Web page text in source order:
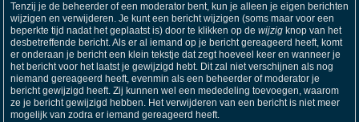
Tenzij je de beheerder of een moderator bent, kun je alleen je eigen berichten
wijzigen en verwijderen. Je kunt een bericht wijzigen (soms maar voor een
beperkte tijd nadat het geplaatst is) door te klikken op de wijzig knop van het
desbetreffende bericht. Als er al iemand op je bericht gereageerd heeft, komt
er onderaan je bericht een klein tekstje dat zegt hoeveel keer en wanneer je
het bericht voor het laatst je gewijzigd hebt. Dit zal niet verschijnen als nog
niemand gereageerd heeft, evenmin als een beheerder of moderator je
bericht gewijzigd heeft. Zij kunnen wel een mededeling toevoegen, waarom
ze je bericht gewijzigd hebben. Het verwijderen van een bericht is niet meer
mogelijk van zodra er iemand gereageerd heeft.